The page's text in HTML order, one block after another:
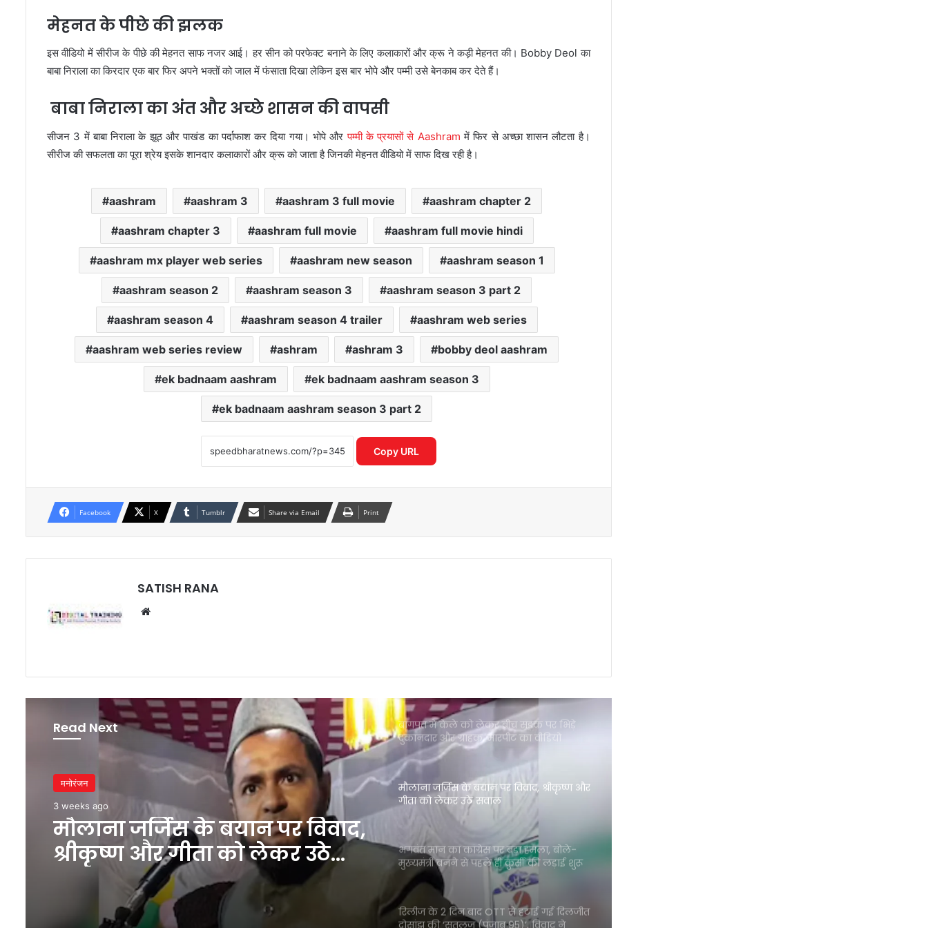
मेहनत के पीछे की झलक
इस वीडियो में सीरीज के पीछे की मेहनत साफ नजर आई। हर सीन को परफेक्ट बनाने के लिए कलाकारों और क्रू ने कड़ी मेहनत की। Bobby Deol का
बाबा निराला का किरदार एक बार फिर अपने भक्तों को जाल में फंसाता दिखा लेकिन इस बार भोपे और पम्मी उसे बेनकाब कर देते हैं।
बाबा निराला का अंत और अच्छे शासन की वापसी
सीजन 3 में बाबा निराला के झूठ और पाखंड का पर्दाफाश कर दिया गया। भोपे औरपम्मी के प्रयासों से Aashram में फिर से अच्छा शासन लौटता है।
सीरीज की सफलता का पूरा श्रेय इसके शानदार कलाकारों और क्रू को जाता है जिनकी मेहनत वीडियो में साफ दिख रही है।
aashram aashram 3 aashram 3 full movie aashram chapter 2
aashram chapter 3 aashram full movie aashram full movie hindi
aashram mx player web series aashram new season aashram season 1
aashram season 2 aashram season 3 aashram season 3 part 2
aashram season 4 aashram season 4 trailer aashram web series
aashram web series review ashram ashram 3 bobby deol aashram
ek badnaam aashram ek badnaam aashram season 3
ek badnaam aashram season 3 part 2
Copy URL
Facebook X Tumblr Share via Email Print
SATISH RANA
Read Next
मनोरंजन
3 weeks ago
मौलाना जर्जिस के बयान पर विवाद,
श्रीकृष्ण और गीता को लेकर उठे
सवाल
यमुना सफाई अभियान में उतरी सरकार, क्या
बदलेगी नदी की तस्वीर?
फीकी शुरुआत, पहले दिन कंगना रनौत की
₹370 की बिरयानी विवाद में बढ़ीं प्रणित मोरे-
जूझते परिवारों को बड़ी राहत दी
बागपत में केले को लेकर बीच सड़क पर भिड़े
दुकानदार और ग्राहक, मारपीट का वीडियो
वायरल
मौलाना जर्जिस के बयान पर विवाद, श्रीकृष्ण और
गीता को लेकर उठे सवाल
भगवंत मान का कांग्रेस पर बड़ा हमला, बोले-
मुख्यमंत्री बनने से पहले ही कुर्सी की लड़ाई शुरू
रिलीज के 2 दिन बाद OTT से हटाई गई दिलजीत
दोसांझ की ‘सतलुज (पंजाब 95)’, विवाद ने